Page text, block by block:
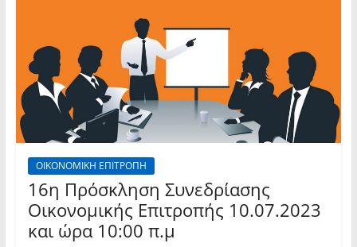
ΟΙΚΟΝΟΜΙΚΗ ΕΠΙΤΡΟΠΗ
16η Πρόσκληση Συνεδρίασης
Οικονομικής Επιτροπής 10.07.2023
και ώρα 10:00 π.μ